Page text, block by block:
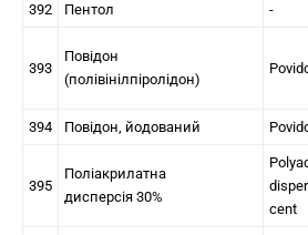
392 Пентол -
393
Повідон
(полівінілпіролідон)
394 Повідон, йодований
395
Поліакрилатна
дисперсія 30%
cent